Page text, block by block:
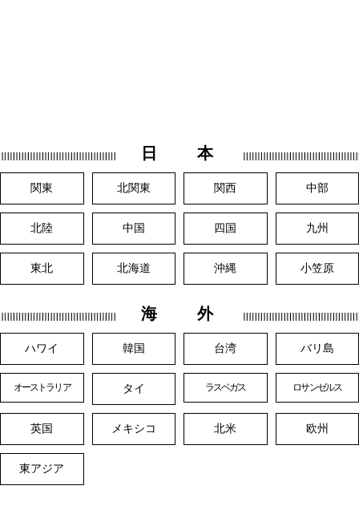
日 本
関東 北関東 関西 中部
北陸 中国 四国 九州
東北 北海道 沖縄 小笠原
海 外
ハワイ 韓国 台湾 バリ島
オーストラリア タイ ラスベガス ロサンゼルス
英国 メキシコ 北米 欧州
東アジア